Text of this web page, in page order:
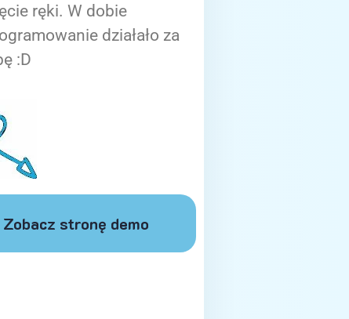
ręki. W dobie
działało za
:D
Zobacz stronę demo